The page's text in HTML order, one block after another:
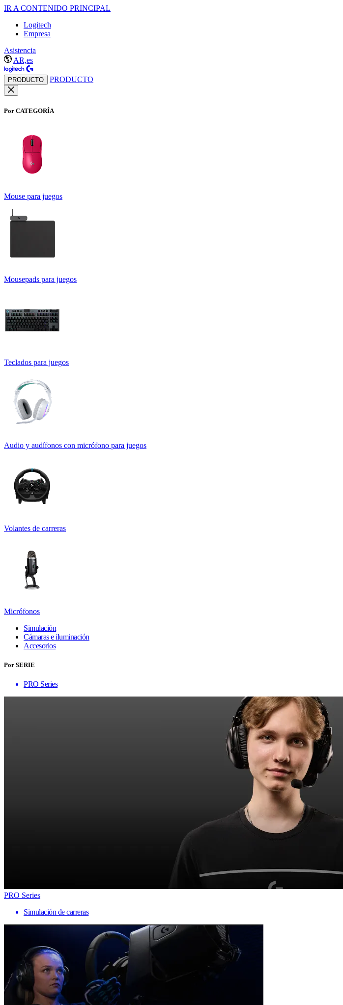
IR A CONTENIDO PRINCIPAL
Logitech
Empresa
Asistencia
AR,es
PRODUCTO PRODUCTO
Por CATEGORÍA
Mouse para juegos
Mousepads para juegos
Teclados para juegos
Audio y audífonos con micrófono para juegos
Volantes de carreras
Micrófonos
Simulación
Cámaras e iluminación
Accesorios
Por SERIE
PRO Series
PRO Series
Simulación de carreras